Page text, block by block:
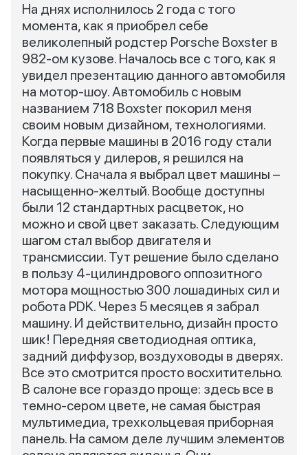
На днях исполнилось 2 года с того
момента, как я приобрел себе
великолепный родстер Porsche Boxster в
982-ом кузове. Началось все с того, как я
увидел презентацию данного автомобиля
на мотор-шоу. Автомобиль с новым
названием 718 Boxster покорил меня
своим новым дизайном, технологиями.
Когда первые машины в 2016 году стали
появляться у дилеров, я решился на
покупку. Сначала я выбрал цвет машины –
насыщенно-желтый. Вообще доступны
были 12 стандартных расцветок, но
можно и свой цвет заказать. Следующим
шагом стал выбор двигателя и
трансмиссии. Тут решение было сделано
в пользу 4-цилиндрового оппозитного
мотора мощностью 300 лошадиных сил и
робота PDK. Через 5 месяцев я забрал
машину. И действительно, дизайн просто
шик! Передняя светодиодная оптика,
задний диффузор, воздуховоды в дверях.
Все это смотрится просто восхитительно.
В салоне все гораздо проще: здесь все в
темно-сером цвете, не самая быстрая
мультимедиа, трехкольцевая приборная
панель. На самом деле лучшим элементов